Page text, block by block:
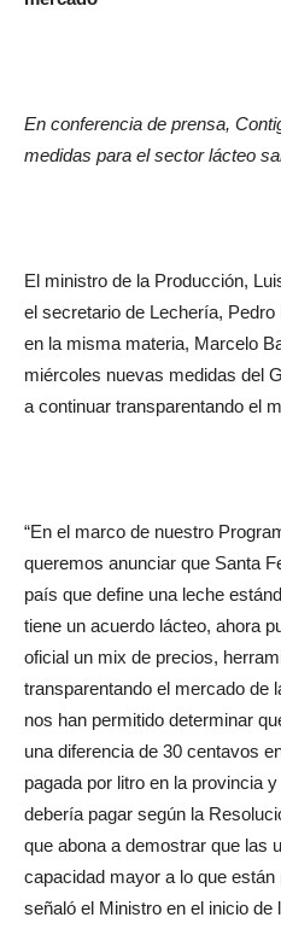
medidas para el sector lácteo
el secretario de Lechería,
en la misma materia, Marcelo
miércoles nuevas medidas del
a continuar transparentando el
queremos anunciar que Santa
país que define una leche
tiene un acuerdo lácteo, ahora
oficial un mix de precios,
transparentando el mercado de
nos han permitido determinar
una diferencia de 30 centavos
pagada por litro en la provincia
debería pagar según la
que abona a demostrar que las
capacidad mayor a lo que están
señaló el Ministro en el inicio de